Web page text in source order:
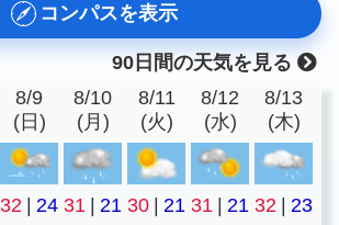
コンパスを表示
90日間の天気を見る
8/9
(日)
8/10
(月)
8/11
(火)
8/12
(水)
8/13
(木)
32 | 24 31 | 21 30 | 21 31 | 21 32 | 23